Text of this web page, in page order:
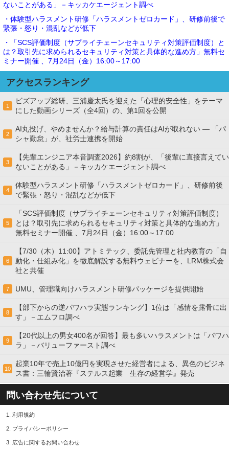
ないことがある」－キッカケエージェント調べ
・体験型ハラスメント研修「ハラスメントゼロカード」、研修前後で
緊張・怒り・混乱などが低下
・「SCS評価制度（サプライチェーンセキュリティ対策評価制度）と
は？取引先に求められるセキュリティ対策と具体的な進め方」無料セ
ミナー開催 、7月24日（金）16:00～17:00
アクセスランキング
1
ビズアップ総研、三浦慶太氏を迎えた「心理的安全性」をテーマ
にした動画シリーズ（全4回）の、第1回を公開
2
AI丸投げ、やめませんか？給与計算の責任はAIが取れない ― 「パ
シャ勤怠」が、社労士連携を開始
3
【先輩エンジニア本音調査2026】約8割が、「後輩に直接言えてい
ないことがある」－キッカケエージェント調べ
4
体験型ハラスメント研修「ハラスメントゼロカード」、研修前後
で緊張・怒り・混乱などが低下
5
「SCS評価制度（サプライチェーンセキュリティ対策評価制度）
とは？取引先に求められるセキュリティ対策と具体的な進め方」
無料セミナー開催 、7月24日（金）16:00～17:00
6
【7/30（木）11:00】アトミテック、委託先管理と社内教育の「自
動化・仕組み化」を徹底解説する無料ウェビナーを、LRM株式会
社と共催
7 UMU、管理職向けハラスメント研修パッケージを提供開始
8
【部下からの逆パワハラ実態ランキング】1位は「感情を露骨に出
す」－エムフロ調べ
9
【20代以上の男女400名が回答】最も多いハラスメントは「パワハ
ラ」－バリューファースト調べ
10
起業10年で売上10億円を実現させた経営者による、異色のビジネ
ス書：三輪賢治著『ステルス起業 生存の経営学』発売
問い合わせ先について
1. 利用規約
2. プライバシーポリシー
3. 広告に関するお問い合わせ